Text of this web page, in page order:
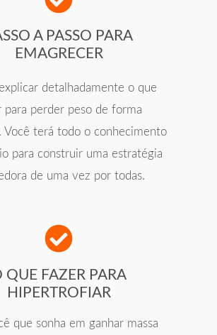
A PASSO PARA
EMAGRECER
detalhadamente o que
para perder peso de forma
Você terá todo o conhecimento
para construir uma estratégia
de uma vez por todas.
QUE FAZER PARA
HIPERTROFIAR
que sonha em ganhar massa